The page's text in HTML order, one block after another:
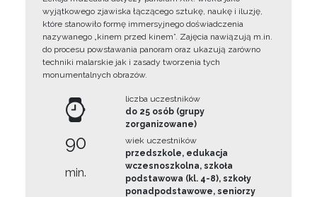
wyjątkowego zjawiska łączącego sztukę, naukę i iluzję,
które stanowiło formę immersyjnego doświadczenia
nazywanego „kinem przed kinem”. Zajęcia nawiązują m.in.
do procesu powstawania panoram oraz ukazują zarówno
techniki malarskie jak i zasady tworzenia tych
monumentalnych obrazów.
90
min.
liczba uczestników
do 25 osób (grupy
zorganizowane)
wiek uczestników
przedszkole, edukacja
wczesnoszkolna, szkoła
podstawowa (kl. 4-8), szkoły
ponadpodstawowe, seniorzy